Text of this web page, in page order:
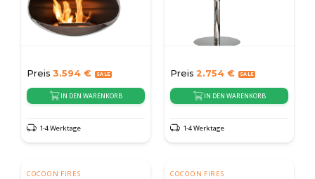
Preis 3.594 €
IN DEN WARENKORB
1-4 Werktage
Preis 2.754 €
IN DEN WARENKORB
1-4 Werktage
COCOON FIRES COCOON FIRES